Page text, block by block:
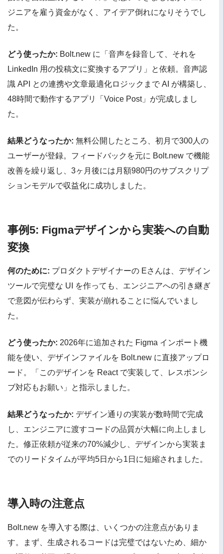
ジニアを雇う資金がなく、アイデア倒れになりそうでし
た。
どう使ったか: Bolt.new に「音声を録音して、それを
LinkedIn 用の投稿文に変換するアプリ」と依頼。音声認
識 API との連携や文章最適化ロジックまで AI が構築し、
48時間で動作するアプリ「Voice Post」が完成しまし
た。
結果どうなったか: 無料公開したところ、初月で300人の
ユーザーが登録。フィードバックを元に Bolt.new で機能
改善を繰り返し、3ヶ月後には月額980円のサブスクリプ
ションモデルで収益化に成功しました。
事例5: Figmaデザインから実装への自動
変換
何のために: プロダクトデザイナーの Eさんは、デザイン
ツールで完璧な UI を作っても、エンジニアへの引き継ぎ
で意図が伝わらず、実装が崩れることに悩んでいまし
た。
どう使ったか: 2026年に追加された Figma インポート機
能を使い、デザインファイルを Bolt.new に直接アップロ
ード。「このデザインを React で実装して、レスポンシ
ブ対応もお願い」と指示しました。
結果どうなったか: デザイン通りの実装が数時間で完成
し、エンジニアに渡すコードの品質が大幅に向上しまし
た。修正依頼が従来の70%減少し、デザインから実装ま
でのリードタイムが平均5日から1日に短縮されました。
導入時の注意点
Bolt.new を導入する際は、いくつかの注意点がありま
す。まず、生成されるコードは完璧ではないため、細か